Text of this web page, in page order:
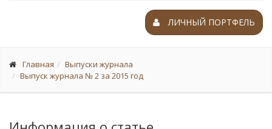
ЛИЧНЫЙ ПОРТФЕЛЬ
Главная
Выпуски журнала
Выпуск журнала № 2 за 2015 год